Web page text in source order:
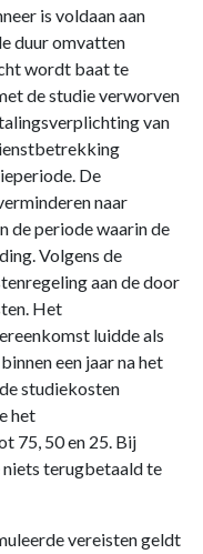
is voldaan aan
duur omvatten
wordt baat te
de studie verworven
van
De
naar
de periode waarin de
Volgens de
aan de door
Het
luidde als
een jaar na het
studiekosten
het
75, 50 en 25. Bij
niets terugbetaald te
vereisten geldt